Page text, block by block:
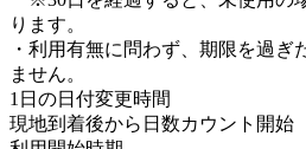
ります。
・利用有無に問わず、期限を過ぎ
ません。
1日の日付変更時間
現地到着後から日数カウント開始